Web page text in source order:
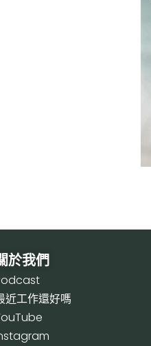
於我們
odcast
近工作還好嗎
ouTube